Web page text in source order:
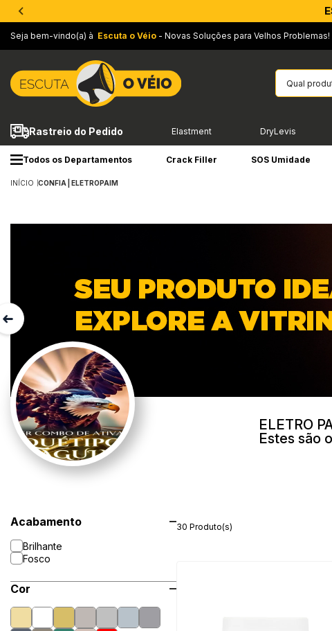
Seja bem-vindo(a) à Escuta o Véio - Novas Soluções para Velhos Problemas!
Rastreio do Pedido Elastment DryLevis
Todos os Departamentos Crack Filler SOS Umidade
INÍCIO CONFIA | ELETROPAIM
ELETRO
Estes são
Acabamento
Brilhante
Fosco
Cor
30 Produto(s)